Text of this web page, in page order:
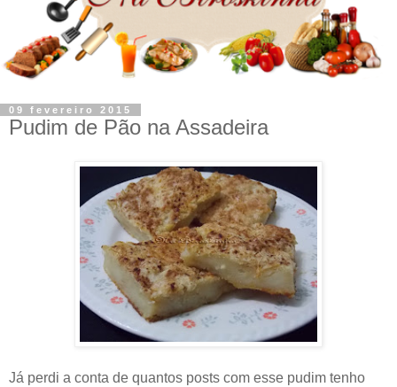
09 fevereiro 2015
Pudim de Pão na Assadeira
Já perdi a conta de quantos posts com esse pudim tenho